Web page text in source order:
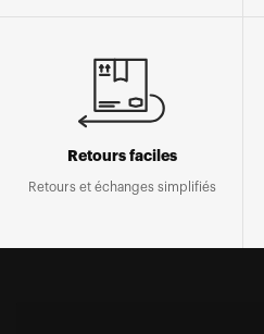
Retours faciles
Retours et échanges simplifiés